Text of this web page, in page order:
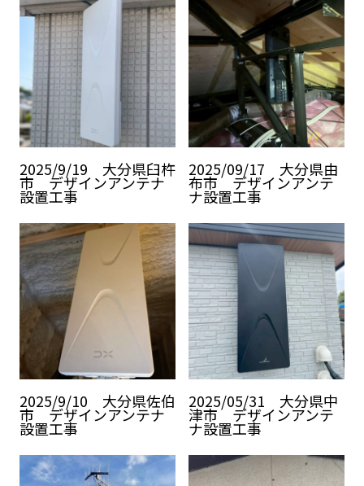
2025/9/19 大分県臼杵
市 デザインアンテナ
設置工事
2025/09/17 大分県由
布市 デザインアンテ
ナ設置工事
2025/9/10 大分県佐伯
市 デザインアンテナ
設置工事
2025/05/31 大分県中
津市 デザインアンテ
ナ設置工事